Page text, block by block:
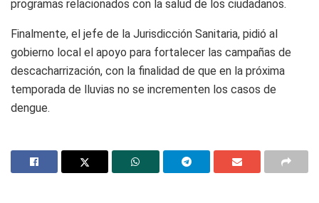
programas relacionados con la salud de los ciudadanos.
Finalmente, el jefe de la Jurisdicción Sanitaria, pidió al
gobierno local el apoyo para fortalecer las campañas de
descacharrización, con la finalidad de que en la próxima
temporada de lluvias no se incrementen los casos de
dengue.